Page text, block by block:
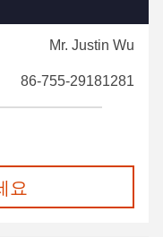
Mr. Justin Wu
86-755-29181281
요